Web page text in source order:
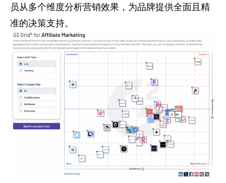
员从多个维度分析营销效果，为品牌提供全面且精
准的决策支持。